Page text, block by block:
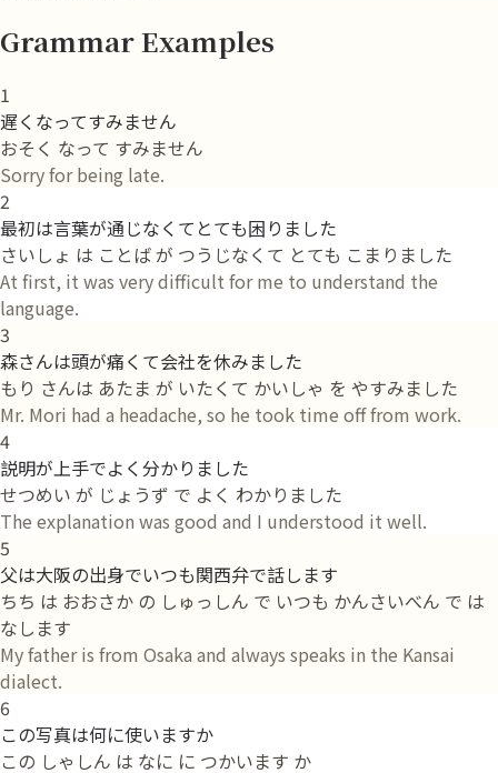
Grammar Examples
1
遅くなってすみません
おそく なって すみません
Sorry for being late.
2
最初は言葉が通じなくてとても困りました
さいしょ は ことば が つうじなくて とても こまりました
At first, it was very difficult for me to understand the
language.
3
森さんは頭が痛くて会社を休みました
もり さんは あたま が いたくて かいしゃ を やすみました
Mr. Mori had a headache, so he took time off from work.
4
説明が上手でよく分かりました
せつめい が じょうず で よく わかりました
The explanation was good and I understood it well.
5
父は大阪の出身でいつも関西弁で話します
ちち は おおさか の しゅっしん で いつも かんさいべん で は
なします
My father is from Osaka and always speaks in the Kansai
dialect.
6
この写真は何に使いますか
この しゃしん は なに に つかいます か